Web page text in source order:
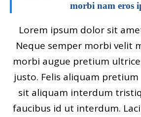
morbi nam eros
Lorem ipsum dolor sit
Neque semper morbi velit
morbi augue pretium
justo. Felis aliquam
sit aliquam interdum
faucibus id ut interdum.